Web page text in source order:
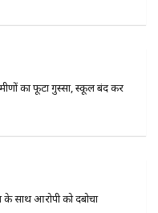
का फूटा गुस्सा, स्कूल बंद कर
साथ आरोपी को दबोचा